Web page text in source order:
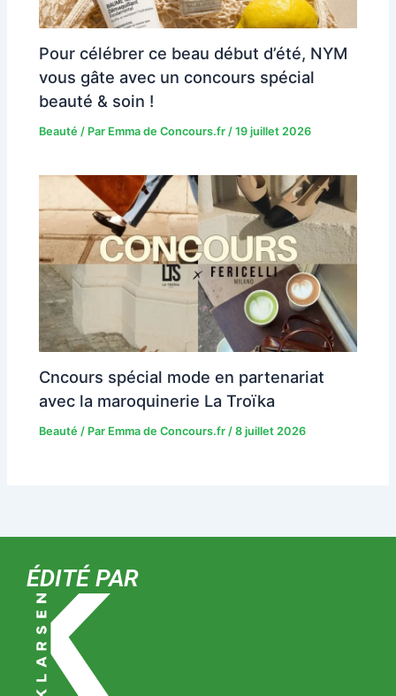
Pour célébrer ce beau début d’été, NYM
vous gâte avec un concours spécial
beauté & soin !
Beauté / Par Emma de Concours.fr /19 juillet 2026
Cncours spécial mode en partenariat
avec la maroquinerie La Troïka
Beauté / Par Emma de Concours.fr /8 juillet 2026
ÉDITÉ PAR